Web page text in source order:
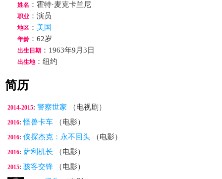
姓名 ：霍特·麦克卡兰尼
职业 ：演员
地区 ： 美国
年龄 ：62岁
出生日期 ：1963年9月3日
出生地：纽约
简历
2014-2015: 警察世家 （电视剧）
2016:怪兽卡车 （电影）
2016: 侠探杰克：永不回头 （电影）
2016: 萨利机长 （电影）
2015: 骇客交锋 （电影）